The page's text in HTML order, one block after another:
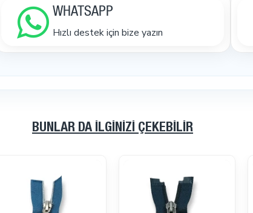
WHATSAPP
Hızlı destek için bize yazın
BUNLAR DA İLGINIZI ÇEKEBILIR